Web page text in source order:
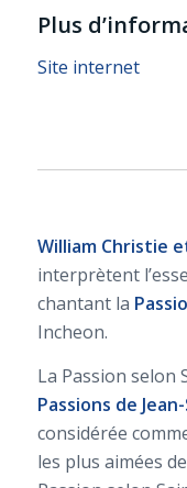
Plus
Site internet
William Christie
interprètent
chantant la
Incheon.
La Passion selon
Passions de
considérée
les plus aimées